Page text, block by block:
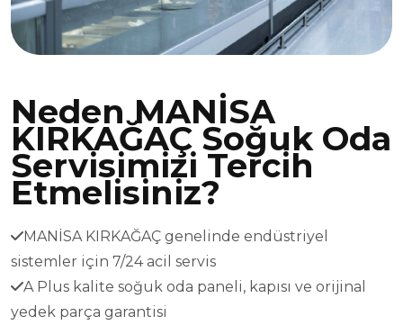
Neden MANİSA
KIRKAĞAÇ Soğuk Oda
Servisimizi Tercih
Etmelisiniz?
MANİSA KIRKAĞAÇ genelinde endüstriyel
sistemler için 7/24 acil servis
A Plus kalite soğuk oda paneli, kapısı ve orijinal
yedek parça garantisi